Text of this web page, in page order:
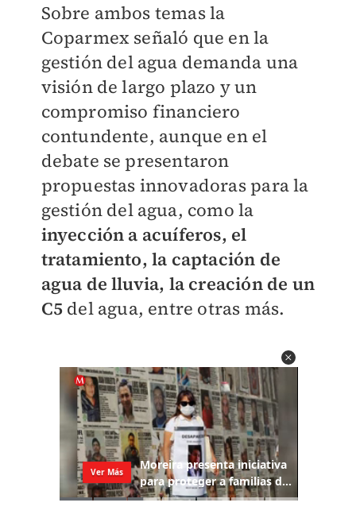
Sobre ambos temas la
Coparmex señaló que en la
gestión del agua demanda una
visión de largo plazo y un
compromiso financiero
contundente, aunque en el
debate se presentaron
propuestas innovadoras para la
gestión del agua, como la
inyección a acuíferos, el
tratamiento, la captación de
agua de lluvia, la creación de un
C5del agua, entre otras más.